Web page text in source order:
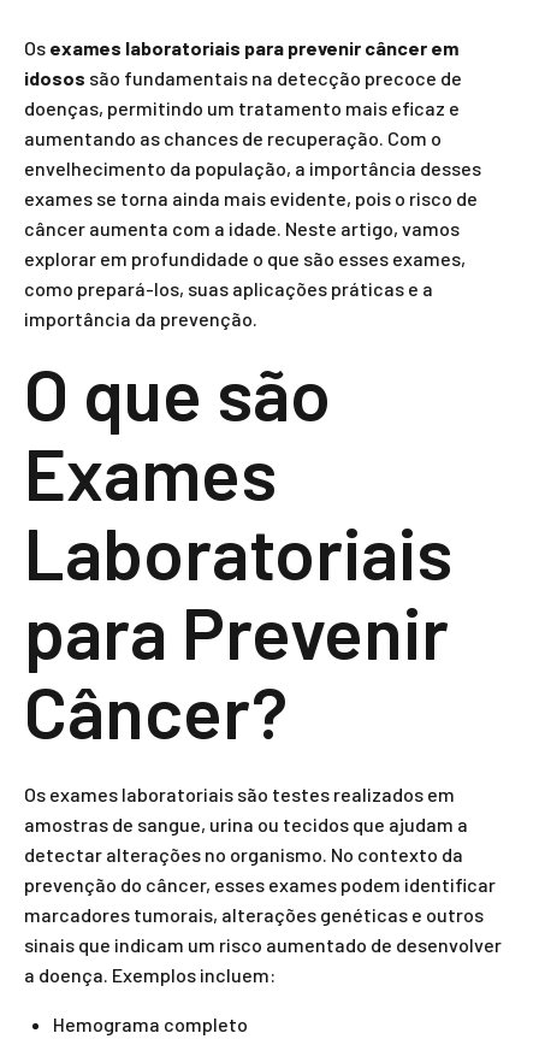
Os exames laboratoriais para prevenir câncer em
idosos são fundamentais na detecção precoce de
doenças, permitindo um tratamento mais eficaz e
aumentando as chances de recuperação. Com o
envelhecimento da população, a importância desses
exames se torna ainda mais evidente, pois o risco de
câncer aumenta com a idade. Neste artigo, vamos
explorar em profundidade o que são esses exames,
como prepará-los, suas aplicações práticas e a
importância da prevenção.
O que são
Exames
Laboratoriais
para Prevenir
Câncer?
Os exames laboratoriais são testes realizados em
amostras de sangue, urina ou tecidos que ajudam a
detectar alterações no organismo. No contexto da
prevenção do câncer, esses exames podem identificar
marcadores tumorais, alterações genéticas e outros
sinais que indicam um risco aumentado de desenvolver
a doença. Exemplos incluem:
Hemograma completo